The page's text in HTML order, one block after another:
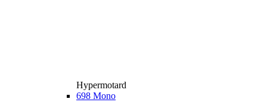
Hypermotard
698 Mono